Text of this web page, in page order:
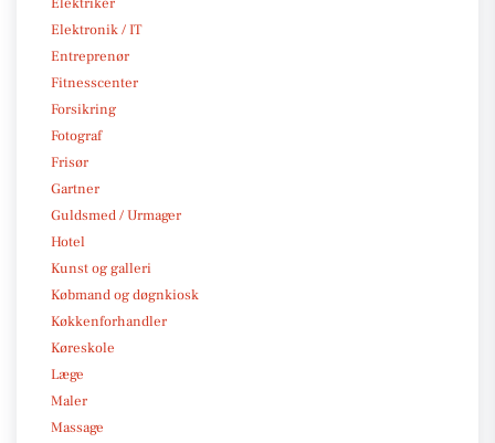
Elektronik / IT
Entreprenør
Fitnesscenter
Forsikring
Fotograf
Frisør
Gartner
Guldsmed / Urmager
Hotel
Kunst og galleri
Købmand og døgnkiosk
Køkkenforhandler
Køreskole
Læge
Maler
Massage